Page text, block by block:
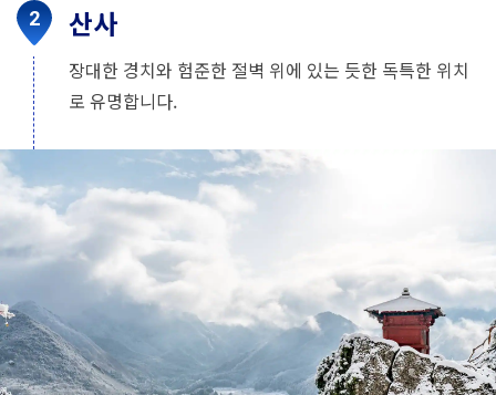
산사
장대한 경치와 험준한 절벽 위에 있는 듯한 독특한 위치
로 유명합니다.